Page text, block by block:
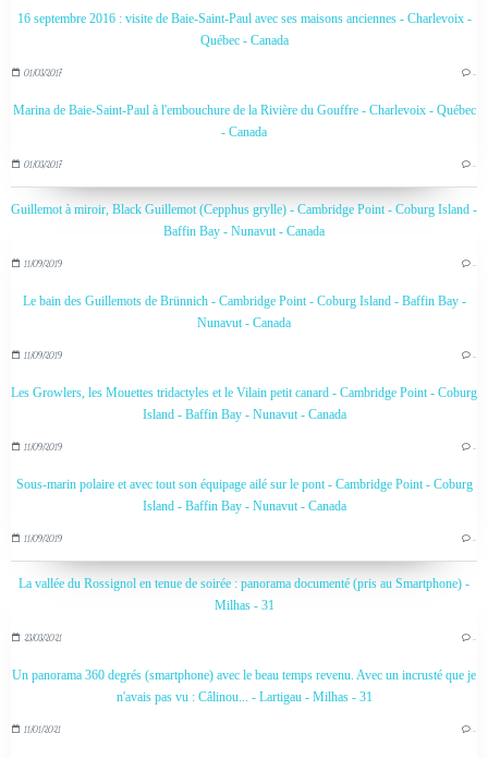
16 septembre 2016 : visite de Baie-Saint-Paul avec ses maisons anciennes - Charlevoix -
Québec - Canada
01/03/2017 …
Marina de Baie-Saint-Paul à l'embouchure de la Rivière du Gouffre - Charlevoix - Québec
- Canada
01/03/2017 …
Guillemot à miroir, Black Guillemot (Cepphus grylle) - Cambridge Point - Coburg Island -
Baffin Bay - Nunavut - Canada
11/09/2019 …
Le bain des Guillemots de Brünnich - Cambridge Point - Coburg Island - Baffin Bay -
Nunavut - Canada
11/09/2019 …
Les Growlers, les Mouettes tridactyles et le Vilain petit canard - Cambridge Point - Coburg
Island - Baffin Bay - Nunavut - Canada
11/09/2019 …
Sous-marin polaire et avec tout son équipage ailé sur le pont - Cambridge Point - Coburg
Island - Baffin Bay - Nunavut - Canada
11/09/2019 …
La vallée du Rossignol en tenue de soirée : panorama documenté (pris au Smartphone) -
Milhas - 31
23/03/2021 …
Un panorama 360 degrés (smartphone) avec le beau temps revenu. Avec un incrusté que je
n'avais pas vu : Câlinou... - Lartigau - Milhas - 31
11/01/2021 …